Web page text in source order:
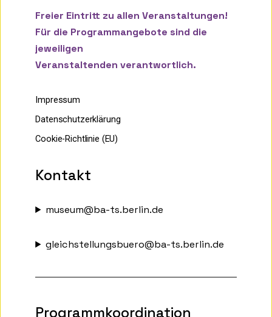
Freier Eintritt zu allen Veranstaltungen!
Für die Programmangebote sind die
jeweiligen
Veranstaltenden verantwortlich.
Impressum
Datenschutzerklärung
Cookie-Richtlinie (EU)
Kontakt
museum@ba-ts.berlin.de
gleichstellungsbuero@ba-ts.berlin.de
Programmkoordination